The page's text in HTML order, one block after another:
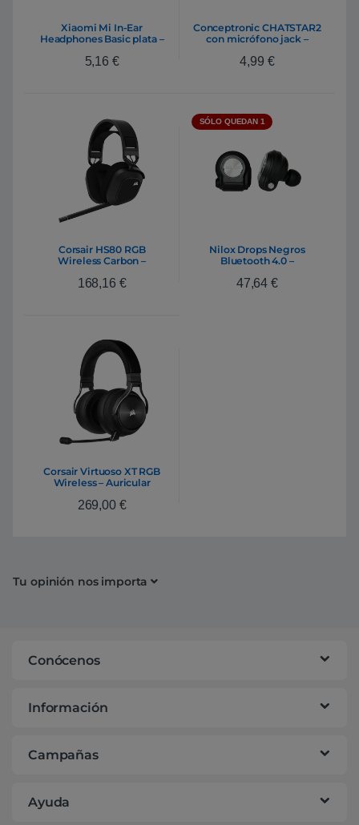
Xiaomi Mi In-Ear
Headphones Basic plata –
5,16 €
Conceptronic CHATSTAR2
con micrófono jack –
4,99 €
Corsair HS80 RGB
Wireless Carbon –
168,16 €
SÓLO QUEDAN 1
Nilox Drops Negros
Bluetooth 4.0 –
47,64 €
Corsair Virtuoso XT RGB
Wireless – Auricular
269,00 €
Tu opinión nos importa
Conócenos
Información
Campañas
Ayuda